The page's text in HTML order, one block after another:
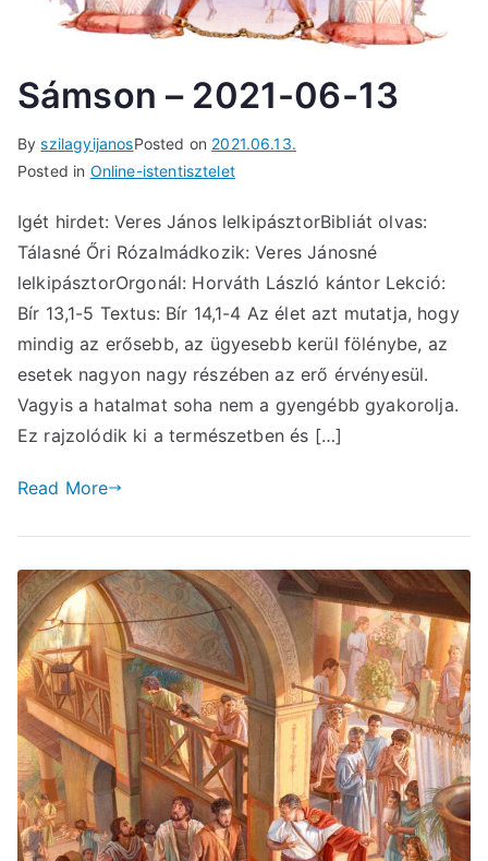
Sámson – 2021-06-13
ByszilagyijanosPosted on 2021.06.13.
Posted in Online-istentisztelet
Igét hirdet: Veres János lelkipásztorBibliát olvas:
Tálasné Őri RózaImádkozik: Veres Jánosné
lelkipásztorOrgonál: Horváth László kántor Lekció:
Bír 13,1-5 Textus: Bír 14,1-4 Az élet azt mutatja, hogy
mindig az erősebb, az ügyesebb kerül fölénybe, az
esetek nagyon nagy részében az erő érvényesül.
Vagyis a hatalmat soha nem a gyengébb gyakorolja.
Ez rajzolódik ki a természetben és […]
Read More